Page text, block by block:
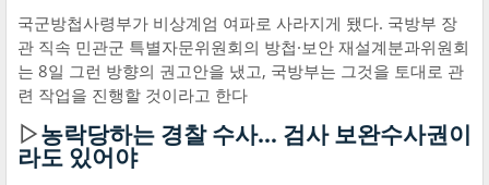
국군방첩사령부가 비상계엄 여파로 사라지게 됐다. 국방부 장
관 직속 민관군 특별자문위원회의 방첩·보안 재설계분과위원회
는 8일 그런 방향의 권고안을 냈고, 국방부는 그것을 토대로 관
련 작업을 진행할 것이라고 한다
▷농락당하는 경찰 수사… 검사 보완수사권이
라도 있어야